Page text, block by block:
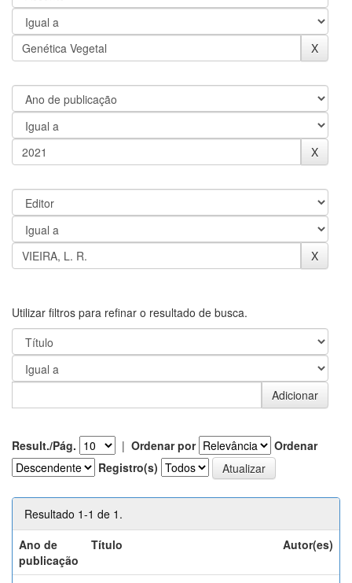
Utilizar filtros para refinar o resultado de busca.
Result./Pág. | Ordenar por
Ordenar
Registro(s)
Resultado 1-1 de 1.
Ano de
publicação
Título Autor(es)